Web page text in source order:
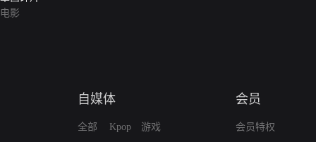
电影
自媒体
全部
Kpop
游戏
会员
会员特权